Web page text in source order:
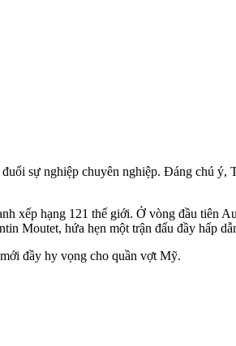
sự nghiệp chuyên nghiệp. Đáng chú ý,
xếp hạng 121 thế giới. Ở vòng đầu tiên
Moutet, hứa hẹn một trận đấu đầy hấp
đầy hy vọng cho quần vợt Mỹ.